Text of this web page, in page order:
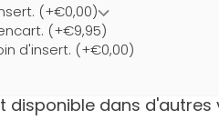
(+€0,00)
(+€9,95)
d'insert. (+€0,00)
disponible dans d'autres